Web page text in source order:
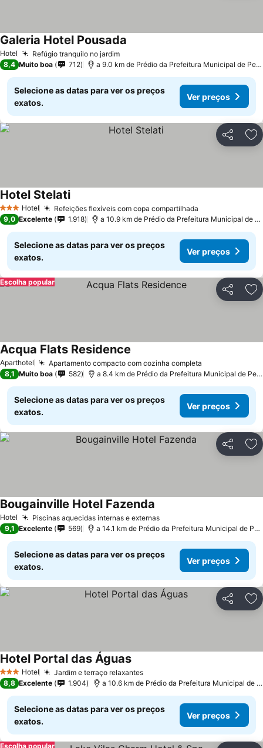
Hotel Refúgio tranquilo no jardim
Galeria Hotel Pousada
8,4 Muito boa 712 a 9.0 km de Prédio da Prefeitura Municipal de Pedreira
Selecione as datas para ver os preços
exatos.
Ver preços
Partilhar
3 EstrelasHotel Refeições flexíveis com copa compartilhada
Hotel Stelati
9,0 Excelente 1.918 a 10.9 km de Prédio da Prefeitura Municipal de Pedreira
Selecione as datas para ver os preços
exatos.
Ver preços
Partilhar
Escolha popular
Aparthotel Apartamento compacto com cozinha completa
Acqua Flats Residence
8,1 Muito boa 582 a 8.4 km de Prédio da Prefeitura Municipal de Pedreira
Selecione as datas para ver os preços
exatos.
Ver preços
Partilhar
Hotel Piscinas aquecidas internas e externas
Bougainville Hotel Fazenda
9,1 Excelente 569 a 14.1 km de Prédio da Prefeitura Municipal de Pedreira
Selecione as datas para ver os preços
exatos.
Ver preços
Partilhar
3 EstrelasHotel Jardim e terraço relaxantes
Hotel Portal das Águas
8,8 Excelente 1.904 a 10.6 km de Prédio da Prefeitura Municipal de Pedreira
Selecione as datas para ver os preços
exatos.
Ver preços
Escolha popular